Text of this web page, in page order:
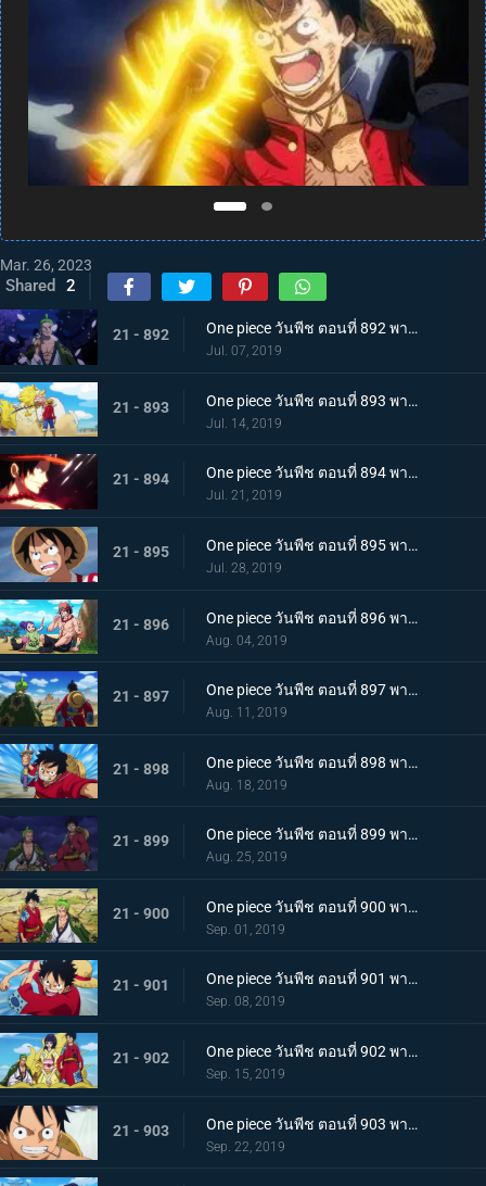
Mar. 26, 2023
Shared 2
21 - 892 One piece วันพีช ตอนที่ 892 พากย์ไทย แคว้นวาโนะคุนิ! สู่แคว้นแห่งซามูไร
Jul. 07, 2019
21 - 893 One piece วันพีช ตอนที่ 893 พากย์ไทย โอทามะปรากฏตัว ลูฟี่ vs ทหารไคโด!
Jul. 14, 2019
21 - 894 One piece วันพีช ตอนที่ 894 พากย์ไทย จะต้องมาแน่ๆ ตำนานเอสที่แคว้นวาโนะ!
Jul. 21, 2019
21 - 895 One piece วันพีช ตอนที่ 895 พากย์ไทย ตอนพิเศษ! นักล่าค่าหัวสุดแกร่ง ซีดอล
Jul. 28, 2019
21 - 896 One piece วันพีช ตอนที่ 896 พากย์ไทย ตอนพิเศษ! ศึกตัดสินระหว่างลูฟี่และเจ้าแห่งแก๊ส
Aug. 04, 2019
21 - 897 One piece วันพีช ตอนที่ 897 พากย์ไทย ช่วยโอทามะ หมวกฟางทะลวงฝ่าทุ่งรกร้าง!
Aug. 11, 2019
21 - 898 One piece วันพีช ตอนที่ 898 พากย์ไทย ดาราเด่น! จอมขมังเวทย์ฮอว์คินส์ออกโรง
Aug. 18, 2019
21 - 899 One piece วันพีช ตอนที่ 899 พากย์ไทย ความพ่ายแพ้ที่เลี่ยงไม่ได้ การโจมตีอย่างหนักของสตรอว์แมน!
Aug. 25, 2019
21 - 900 One piece วันพีช ตอนที่ 900 พากย์ไทย วันที่แสนจะสุดยอด โอทามะ และ ถั่วแดงต้ม
Sep. 01, 2019
21 - 901 One piece วันพีช ตอนที่ 901 พากย์ไทย บุกรังของศัตรู เมืองบาคุระที่เต็มไปด้วยเจ้าหน้าที่รัฐ!
Sep. 08, 2019
21 - 902 One piece วันพีช ตอนที่ 902 พากย์ไทย โยโกสุนะออกโรง อุราชิมะผู้ไร้เทียมทานผู้หมายปองโออิคุ!
Sep. 15, 2019
21 - 903 One piece วันพีช ตอนที่ 903 พากย์ไทย ตัดสินผลซูโม่ หมวกฟาง vs โยโกสุนะสุดแกร่ง!
Sep. 22, 2019